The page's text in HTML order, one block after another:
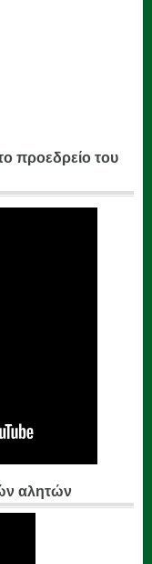
προεδρείο του
αλητών